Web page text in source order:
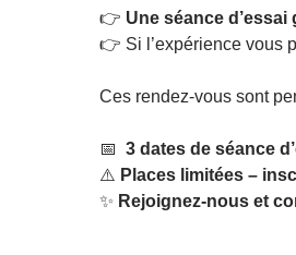
👉 Une séance
👉 Si l’expérience vous
Ces rendez-vous sont
📅 3 dates de séance
⚠️ Places limitées –
✨ Rejoignez-nous et